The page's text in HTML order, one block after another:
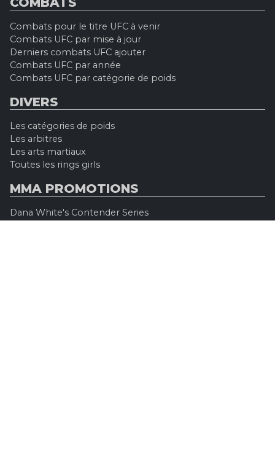
Combats pour le titre UFC à venir
Combats UFC par mise à jour
Derniers combats UFC ajouter
Combats UFC par année
Combats UFC par catégorie de poids
DIVERS
Les catégories de poids
Les arbitres
Les arts martiaux
Toutes les rings girls
MMA PROMOTIONS
Dana White's Contender Series